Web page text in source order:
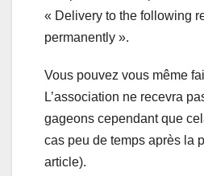
« Delivery to the following
permanently ».
Vous pouvez vous même
L’association ne recevra
gageons cependant que
cas peu de temps après la
article).